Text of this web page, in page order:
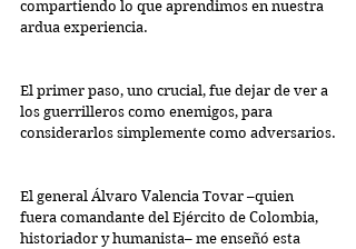
compartiendo lo que aprendimos en nuestra
ardua experiencia.
El primer paso, uno crucial, fue dejar de ver a
los guerrilleros como enemigos, para
considerarlos simplemente como adversarios.
El general Álvaro Valencia Tovar –quien
fuera comandante del Ejército de Colombia,
historiador y humanista– me enseñó esta